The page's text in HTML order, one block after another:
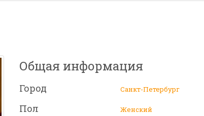
Общая информация
Город Санкт-Петербург
Пол Женский